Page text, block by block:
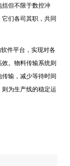
但不限于数控冲
们各司其职，共同
软件平台，实现对各
。物料传输系统则
输，减少等待时间
为生产线的稳定运